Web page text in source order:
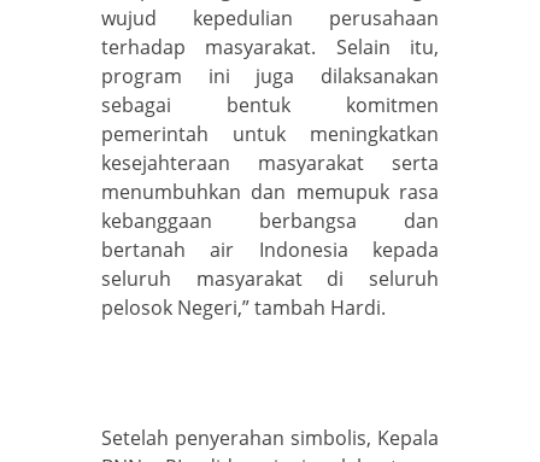
wujud kepedulian perusahaan
terhadap masyarakat. Selain itu,
program ini juga dilaksanakan
sebagai bentuk komitmen
pemerintah untuk meningkatkan
kesejahteraan masyarakat serta
menumbuhkan dan memupuk rasa
kebanggaan berbangsa dan
bertanah air Indonesia kepada
seluruh masyarakat di seluruh
pelosok Negeri,” tambah Hardi.
Setelah penyerahan simbolis, Kepala